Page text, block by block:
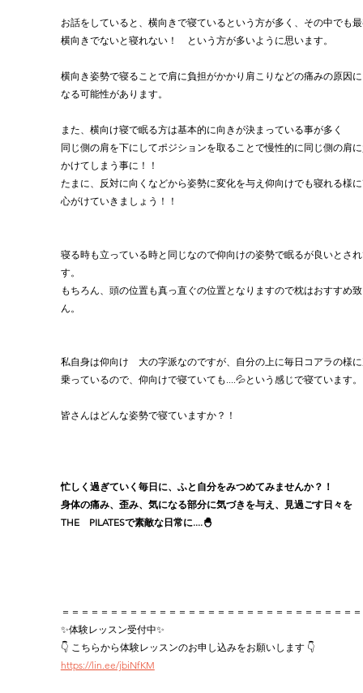
お話をしていると、横向きで寝ているという方が多く、その中でも
横向きでないと寝れない！　という方が多いように思います。
横向き姿勢で寝ることで肩に負担がかかり肩こりなどの痛みの原因に
なる可能性があります。
また、横向け寝で眠る方は基本的に向きが決まっている事が多く
同じ側の肩を下にしてポジションを取ることで慢性的に同じ側の肩
かけてしまう事に！！
たまに、反対に向くなどから姿勢に変化を与え仰向けでも寝れる様
心がけていきましょう！！
寝る時も立っている時と同じなので仰向けの姿勢で眠るが良いとさ
す。
もちろん、頭の位置も真っ直ぐの位置となりますので枕はおすすめ
ん。
私自身は仰向け　大の字派なのですが、自分の上に毎日コアラの様
乗っているので、仰向けで寝ていても....💦という感じで寝ています。
皆さんはどんな姿勢で寝ていますか？！
忙しく過ぎていく毎日に、ふと自分をみつめてみませんか？！
身体の痛み、歪み、気になる部分に気づきを与え、見過ごす日々を
THE　PILATESで素敵な日常に....🐣
＝＝＝＝＝＝＝＝＝＝＝＝＝＝＝＝＝＝＝＝＝＝＝＝＝＝＝＝＝＝
✨体験レッスン受付中✨
👇 こちらから体験レッスンのお申し込みをお願いします 👇
https://lin.ee/jbiNfKM